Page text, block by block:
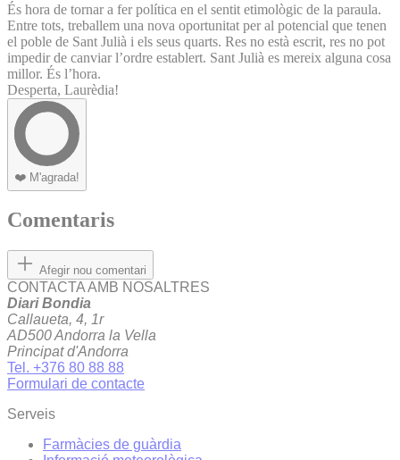
És hora de tornar a fer política en el sentit etimològic de la paraula.
Entre tots, treballem una nova oportunitat per al potencial que tenen
el poble de Sant Julià i els seus quarts. Res no està escrit, res no pot
impedir de canviar l’ordre establert. Sant Julià es mereix alguna cosa
millor. És l’hora.
Desperta, Laurèdia!
❤️ M'agrada!
Comentaris
Afegir nou comentari
CONTACTA AMB NOSALTRES
Diari Bondia
Callaueta, 4, 1r
AD500 Andorra la Vella
Principat d'Andorra
Tel. +376 80 88 88
Formulari de contacte
Serveis
Farmàcies de guàrdia